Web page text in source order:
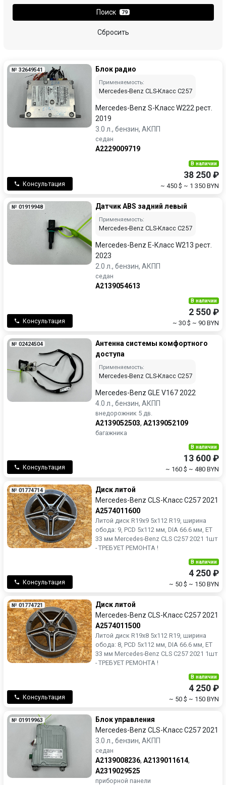
Поиск 79
Сбросить
№ 32649541 Блок радио
Применяемость:
Mercedes-Benz CLS-Класс C257
Mercedes-Benz S-Класс W222 рест.
2019
3.0 л., бензин, АКПП
седан
A2229009719
Консультация
В наличии
38 250 ₽
~ 450 $ ~ 1 350 BYN
№ 01919948 Датчик ABS задний левый
Применяемость:
Mercedes-Benz CLS-Класс C257
Mercedes-Benz E-Класс W213 рест.
2023
2.0 л., бензин, АКПП
седан
A2139054613
Консультация
В наличии
2 550 ₽
~ 30 $ ~ 90 BYN
№ 02424504
Антенна системы комфортного
доступа
Применяемость:
Mercedes-Benz CLS-Класс C257
Mercedes-Benz GLE V167 2022
4.0 л., бензин, АКПП
внедорожник 5 дв.
A2139052503, A2139052109
багажника
Консультация
В наличии
13 600 ₽
~ 160 $ ~ 480 BYN
№ 01774714
Диск литой
Mercedes-Benz CLS-Класс C257 2021
A2574011600
Литой диск R19x9 5x112 R19, ширина
обода: 9, PCD 5x112 мм, DIA 66.6 мм, ET
33 мм Mercedes-Benz CLS C257 2021 1шт
- ТРЕБУЕТ РЕМОНТА !
Консультация
В наличии
4 250 ₽
~ 50 $ ~ 150 BYN
№ 01774721
Диск литой
Mercedes-Benz CLS-Класс C257 2021
A2574011500
Литой диск R19x8 5x112 R19, ширина
обода: 8, PCD 5x112 мм, DIA 66.6 мм, ET
33 мм Mercedes-Benz CLS C257 2021 1шт
- ТРЕБУЕТ РЕМОНТА !
Консультация
В наличии
4 250 ₽
~ 50 $ ~ 150 BYN
№ 01919963
Блок управления
Mercedes-Benz CLS-Класс C257 2021
3.0 л., бензин, АКПП
седан
A2139008236, A2139011614,
A2319029525
приборной панели